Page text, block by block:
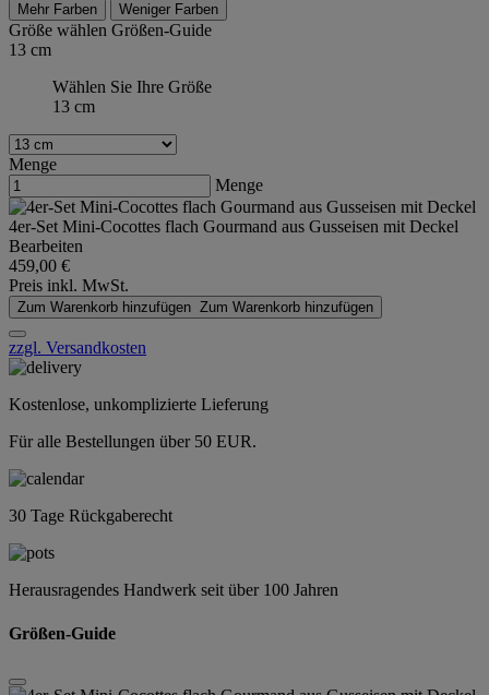
Mehr Farben Weniger Farben
Größe wählen Größen-Guide
13 cm
Wählen Sie Ihre Größe
13 cm
Menge
Menge
4er-Set Mini-Cocottes flach Gourmand aus Gusseisen mit Deckel
Bearbeiten
459,00 €
Preis inkl. MwSt.
Zum Warenkorb hinzufügen Zum Warenkorb hinzufügen
zzgl. Versandkosten
Kostenlose, unkomplizierte Lieferung
Für alle Bestellungen über 50 EUR.
30 Tage Rückgaberecht
Herausragendes Handwerk seit über 100 Jahren
Größen-Guide